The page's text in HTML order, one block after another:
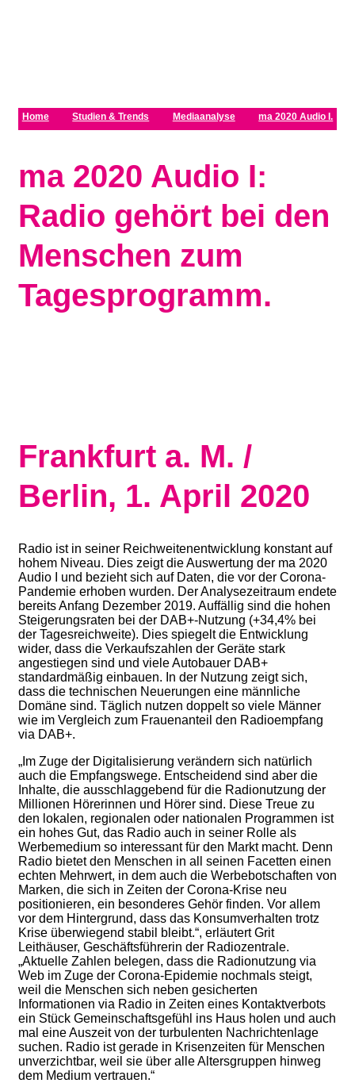
Home Studien & Trends Mediaanalyse ma 2020 Audio I.
ma 2020 Audio I:
Radio gehört bei den
Menschen zum
Tagesprogramm.
Frankfurt a. M. /
Berlin, 1. April 2020
Radio ist in seiner Reichweitenentwicklung konstant auf
hohem Niveau. Dies zeigt die Auswertung der ma 2020
Audio I und bezieht sich auf Daten, die vor der Corona-
Pandemie erhoben wurden. Der Analysezeitraum endete
bereits Anfang Dezember 2019. Auffällig sind die hohen
Steigerungsraten bei der DAB+-Nutzung (+34,4% bei
der Tagesreichweite). Dies spiegelt die Entwicklung
wider, dass die Verkaufszahlen der Geräte stark
angestiegen sind und viele Autobauer DAB+
standardmäßig einbauen. In der Nutzung zeigt sich,
dass die technischen Neuerungen eine männliche
Domäne sind. Täglich nutzen doppelt so viele Männer
wie im Vergleich zum Frauenanteil den Radioempfang
via DAB+.
„Im Zuge der Digitalisierung verändern sich natürlich
auch die Empfangswege. Entscheidend sind aber die
Inhalte, die ausschlaggebend für die Radionutzung der
Millionen Hörerinnen und Hörer sind. Diese Treue zu
den lokalen, regionalen oder nationalen Programmen ist
ein hohes Gut, das Radio auch in seiner Rolle als
Werbemedium so interessant für den Markt macht. Denn
Radio bietet den Menschen in all seinen Facetten einen
echten Mehrwert, in dem auch die Werbebotschaften von
Marken, die sich in Zeiten der Corona-Krise neu
positionieren, ein besonderes Gehör finden. Vor allem
vor dem Hintergrund, dass das Konsumverhalten trotz
Krise überwiegend stabil bleibt.“, erläutert Grit
Leithäuser, Geschäftsführerin der Radiozentrale.
„Aktuelle Zahlen belegen, dass die Radionutzung via
Web im Zuge der Corona-Epidemie nochmals steigt,
weil die Menschen sich neben gesicherten
Informationen via Radio in Zeiten eines Kontaktverbots
ein Stück Gemeinschaftsgefühl ins Haus holen und auch
mal eine Auszeit von der turbulenten Nachrichtenlage
suchen. Radio ist gerade in Krisenzeiten für Menschen
unverzichtbar, weil sie über alle Altersgruppen hinweg
dem Medium vertrauen.“